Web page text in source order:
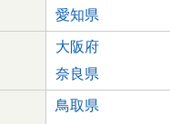
愛知県
大阪府
奈良県
鳥取県